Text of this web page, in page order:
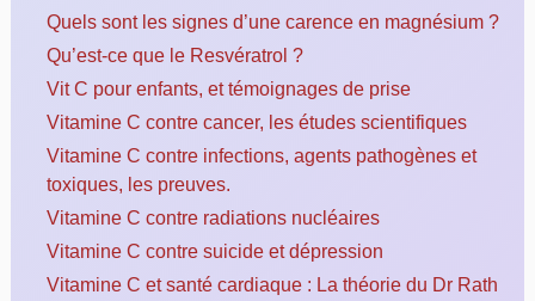
Quels sont les signes d’une carence en magnésium ?
Qu’est-ce que le Resvératrol ?
Vit C pour enfants, et témoignages de prise
Vitamine C contre cancer, les études scientifiques
Vitamine C contre infections, agents pathogènes et
toxiques, les preuves.
Vitamine C contre radiations nucléaires
Vitamine C contre suicide et dépression
Vitamine C et santé cardiaque : La théorie du Dr Rath